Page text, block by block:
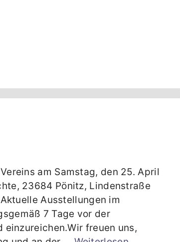
am Samstag, den 25. April
23684 Pönitz, Lindenstraße
Ausstellungen im
7 Tage vor der
freuen uns,